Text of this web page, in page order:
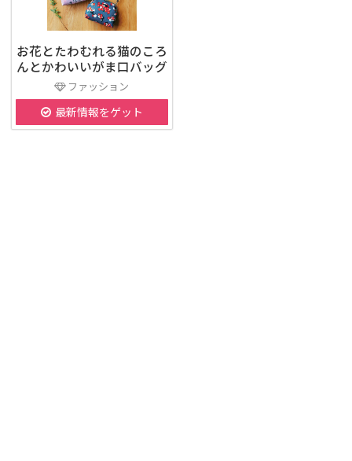
お花とたわむれる猫のころ
んとかわいいがま口バッグ
ファッション
最新情報をゲット